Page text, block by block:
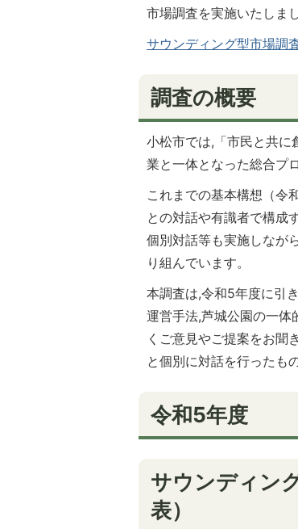
市場調査を実施いたしま
サウンディング型市場調
調査の概要
小松市では,「市民と共に
業と一体となった総合プ
これまでの基本構想（令
との対話や有識者で構成
個別対話等も実施しなが
り組んでいます。
本調査は,令和5年度に引
運営手法,芦城公園の一体
くご意見やご提案をお聞
と個別に対話を行ったも
令和5年度
サウンディン
表）